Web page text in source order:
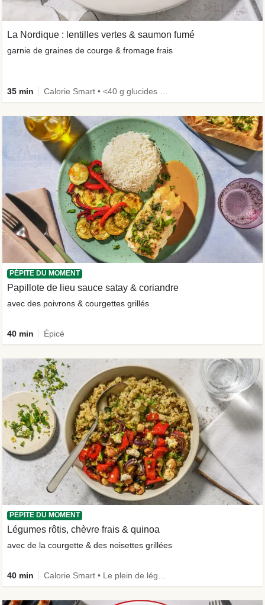
La Nordique : lentilles vertes & saumon fumé
garnie de graines de courge & fromage frais
35 min
PÉPITE DU MOMENT
Papillote de lieu sauce satay & coriandre
avec des poivrons & courgettes grillés
40 min Épicé
PÉPITE DU MOMENT
Légumes rôtis, chèvre frais & quinoa
avec de la courgette & des noisettes grillées
40 min